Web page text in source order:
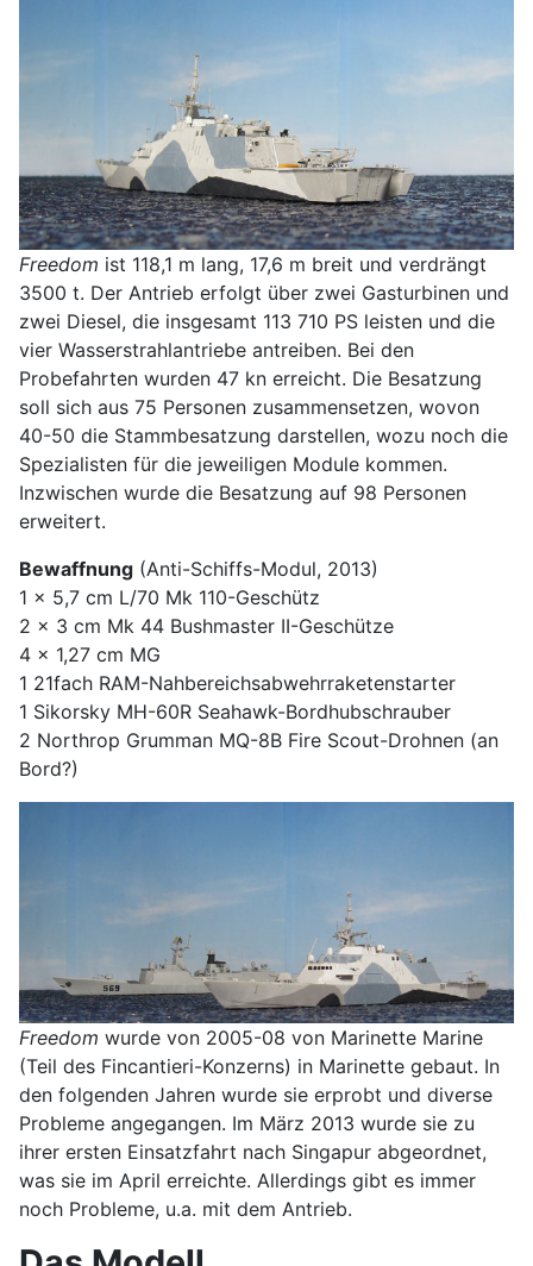
Freedom ist 118,1 m lang, 17,6 m breit und verdrängt
3500 t. Der Antrieb erfolgt über zwei Gasturbinen und
zwei Diesel, die insgesamt 113 710 PS leisten und die
vier Wasserstrahlantriebe antreiben. Bei den
Probefahrten wurden 47 kn erreicht. Die Besatzung
soll sich aus 75 Personen zusammensetzen, wovon
40-50 die Stammbesatzung darstellen, wozu noch die
Spezialisten für die jeweiligen Module kommen.
Inzwischen wurde die Besatzung auf 98 Personen
erweitert.
Bewaffnung (Anti-Schiffs-Modul, 2013)
1 x 5,7 cm L/70 Mk 110-Geschütz
2 x 3 cm Mk 44 Bushmaster II-Geschütze
4 x 1,27 cm MG
1 21fach RAM-Nahbereichsabwehrraketenstarter
1 Sikorsky MH-60R Seahawk-Bordhubschrauber
2 Northrop Grumman MQ-8B Fire Scout-Drohnen (an
Bord?)
Freedom wurde von 2005-08 von Marinette Marine
(Teil des Fincantieri-Konzerns) in Marinette gebaut. In
den folgenden Jahren wurde sie erprobt und diverse
Probleme angegangen. Im März 2013 wurde sie zu
ihrer ersten Einsatzfahrt nach Singapur abgeordnet,
was sie im April erreichte. Allerdings gibt es immer
noch Probleme, u.a. mit dem Antrieb.